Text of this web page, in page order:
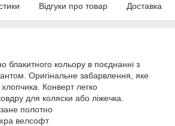
Відгуки про товар Доставка
блакитного кольору в поєднанні з
Оригінальне забарвлення, яке
хлопчика. Конверт легко
для коляски або ліжечка.
полотно
велсофт